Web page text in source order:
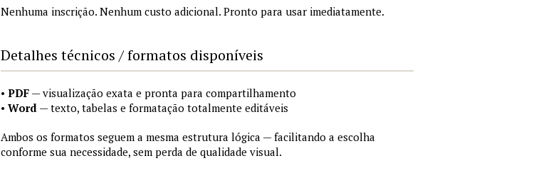
Nenhuma inscrição. Nenhum custo adicional. Pronto para usar imediatamente.
Detalhes técnicos / formatos disponíveis
• PDF — visualização exata e pronta para compartilhamento
• Word — texto, tabelas e formatação totalmente editáveis
Ambos os formatos seguem a mesma estrutura lógica — facilitando a escolha
conforme sua necessidade, sem perda de qualidade visual.